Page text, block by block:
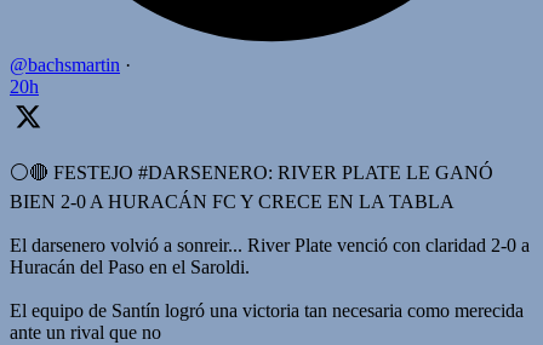
@bachsmartin ·
20h
⚪️🔴 FESTEJO #DARSENERO: RIVER PLATE LE GANÓ
BIEN 2-0 A HURACÁN FC Y CRECE EN LA TABLA
El darsenero volvió a sonreir... River Plate venció con claridad 2-0 a
Huracán del Paso en el Saroldi.
El equipo de Santín logró una victoria tan necesaria como merecida
ante un rival que no